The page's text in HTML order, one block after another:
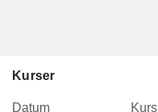
Kurser
Datum Kurs